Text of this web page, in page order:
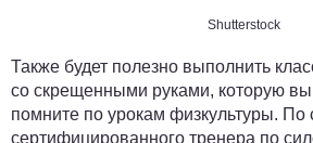
Shutterstock
Также будет полезно выполнить
со скрещенными руками, которую
помните по урокам физкультуры. По
сертифицированного тренера по